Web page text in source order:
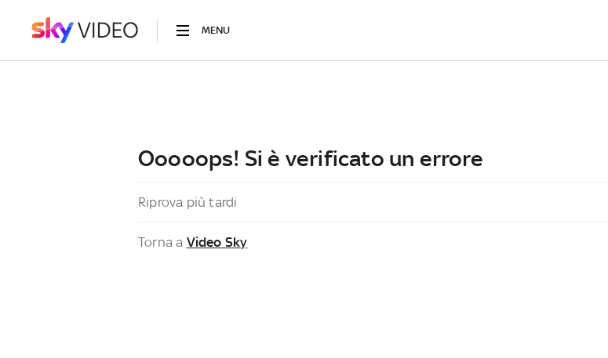
MENU
Ooooops! Si è verificato un errore
Riprova più tardi
Torna a Video Sky